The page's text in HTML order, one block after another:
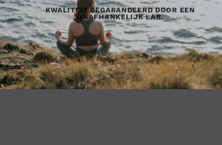
KWALITEIT GEGARANDEERD DOOR EEN
ONAFHANKELIJK LAB.